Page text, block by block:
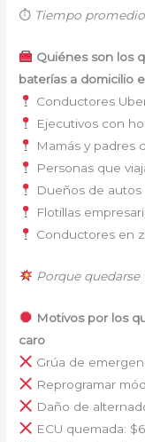
⏱ Tiempo
Quiénes son los
baterías a domicilio
Conductores
Ejecutivos con
Mamás y padres
Personas que
Dueños de
Flotillas
Conductores en
Porque quedarse
Motivos por los
caro
Grúa de
Reprogramar
Daño de
ECU quemada: